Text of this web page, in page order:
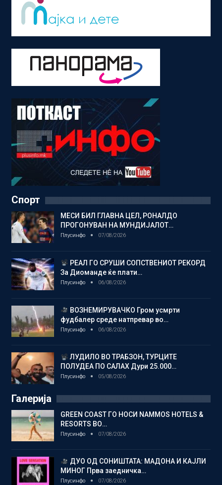
Спорт
МЕСИ БИЛ ГЛАВНА ЦЕЛ, РОНАЛДО
ПРОГОНУВАН НА МУНДИЈАЛОТ…
Плусинфо 07/08/2026
РЕАЛ ГО СРУШИ СОПСТВЕНИОТ РЕКОРД
За Диоманде ќе плати…
Плусинфо 06/08/2026
ВОЗНЕМИРУВАЧКО Гром усмрти
фудбалер среде натпревар во…
Плусинфо 06/08/2026
ЛУДИЛО ВО ТРАБЗОН, ТУРЦИТЕ
ПОЛУДЕА ПО САЛАХ Дури 25.000…
Плусинфо 05/08/2026
Галерија
GREEN COAST ГО НОСИ NAMMOS HOTELS &
RESORTS ВО…
Плусинфо 07/08/2026
ДУО ОД СОНИШТАТА: МАДОНА И КАЈЛИ
МИНОГ Прва заедничка…
Плусинфо 07/08/2026